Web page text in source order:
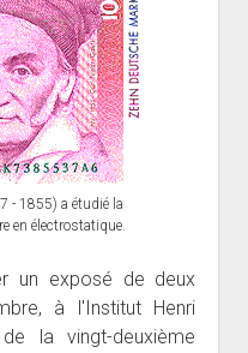
blog
- 1855) a étudié la
en électrostatique.
un exposé de deux
à l'Institut Henri
la vingt-deuxième